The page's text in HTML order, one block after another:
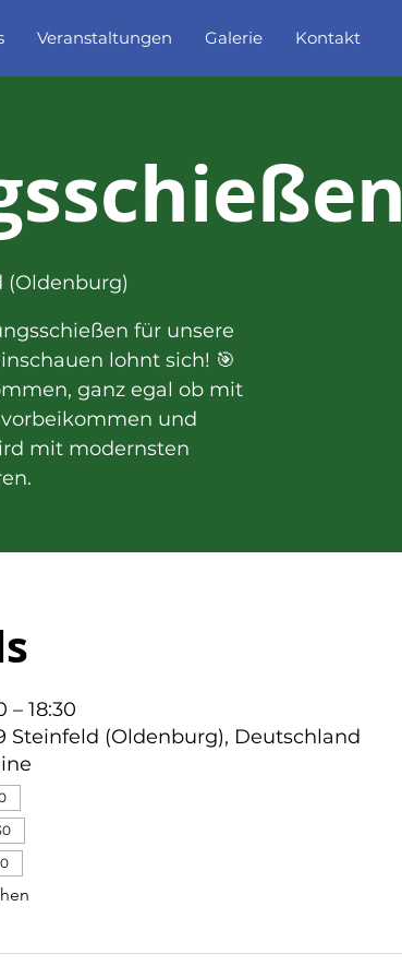
Veranstaltungen Galerie Kontakt
(Oldenburg)
für unsere
lohnt sich! 🎯
ganz egal ob mit
und
mit modernsten
– 18:30
Steinfeld (Oldenburg), Deutschland